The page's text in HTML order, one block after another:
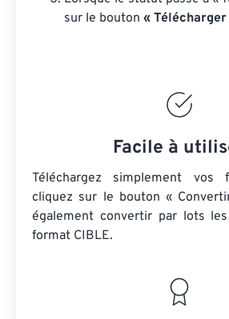
sur le bouton « Télécharger
Facile à
Téléchargez simplement vos
cliquez sur le bouton «
également convertir par lots
format CIBLE.